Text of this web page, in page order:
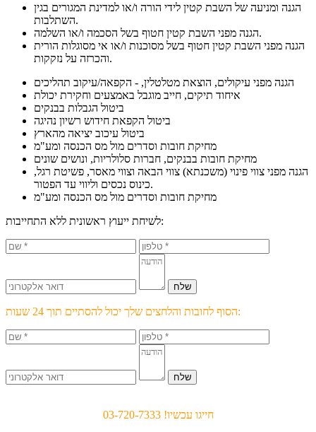
הגנה ומניעה של השבת קטין לידי הורה ו/או למדינת המגורים בגין
השתלבות.
הגנה מפני השבת קטין חטוף בשל הסכמה ו/או השלמה.
הגנה מפני השבת קטין חטוף בשל מסוכנות ו/או אי מסוגלות הורית
והכרזה על נזקקות.
הגנה מפני עיקולים, הוצאת מטלטלין, - הקפאה/עיקוב תהליכים
איחוד תיקים, חייב מוגבל באמצעים וחקירת יכולת
ביטול הגבלות בבנקים
ביטול הקפאת חידוש רשיון נהיגה
ביטול עיכוב יציאה מהארץ
מחיקת חובות וסדרים מול מס הכנסה ומע"מ
מחיקת חובות בבנקים, חברות סלולריות, ונושים שונים
הגנה מפני צווי פינוי (משכנתא) צווי הבאה וצווי מאסר, פשיטת רגל,
כינוס נכסים וליווי עד הפטור.
מחיקת חובות וסדרים מול מס הכנסה ומע"מ
לשיחת ייעוץ ראשונית ללא התחייבות:
הסוף לחובות והלחצים שלך יכול להסתיים תוך 24 שעות:
חייגו עכשיו! 03-720-7333